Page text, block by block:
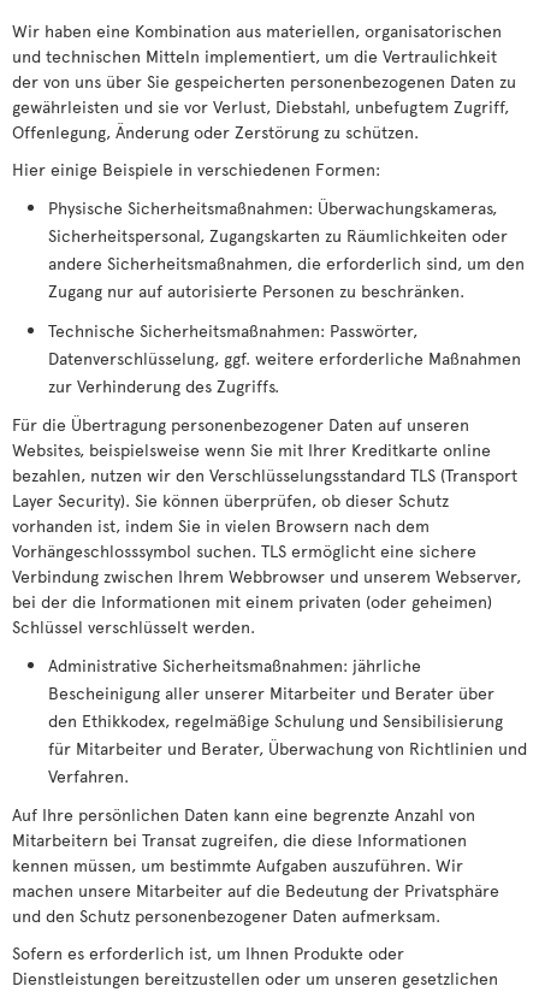
Wir haben eine Kombination aus materiellen, organisatorischen
und technischen Mitteln implementiert, um die Vertraulichkeit
der von uns über Sie gespeicherten personenbezogenen Daten zu
gewährleisten und sie vor Verlust, Diebstahl, unbefugtem Zugriff,
Offenlegung, Änderung oder Zerstörung zu schützen.
Hier einige Beispiele in verschiedenen Formen:
Physische Sicherheitsmaßnahmen: Überwachungskameras,
Sicherheitspersonal, Zugangskarten zu Räumlichkeiten oder
andere Sicherheitsmaßnahmen, die erforderlich sind, um den
Zugang nur auf autorisierte Personen zu beschränken.
Technische Sicherheitsmaßnahmen: Passwörter,
Datenverschlüsselung, ggf. weitere erforderliche Maßnahmen
zur Verhinderung des Zugriffs.
Für die Übertragung personenbezogener Daten auf unseren
Websites, beispielsweise wenn Sie mit Ihrer Kreditkarte online
bezahlen, nutzen wir den Verschlüsselungsstandard TLS (Transport
Layer Security). Sie können überprüfen, ob dieser Schutz
vorhanden ist, indem Sie in vielen Browsern nach dem
Vorhängeschlosssymbol suchen. TLS ermöglicht eine sichere
Verbindung zwischen Ihrem Webbrowser und unserem Webserver,
bei der die Informationen mit einem privaten (oder geheimen)
Schlüssel verschlüsselt werden.
Administrative Sicherheitsmaßnahmen: jährliche
Bescheinigung aller unserer Mitarbeiter und Berater über
den Ethikkodex, regelmäßige Schulung und Sensibilisierung
für Mitarbeiter und Berater, Überwachung von Richtlinien und
Verfahren.
Auf Ihre persönlichen Daten kann eine begrenzte Anzahl von
Mitarbeitern bei Transat zugreifen, die diese Informationen
kennen müssen, um bestimmte Aufgaben auszuführen. Wir
machen unsere Mitarbeiter auf die Bedeutung der Privatsphäre
und den Schutz personenbezogener Daten aufmerksam.
Sofern es erforderlich ist, um Ihnen Produkte oder
Dienstleistungen bereitzustellen oder um unseren gesetzlichen